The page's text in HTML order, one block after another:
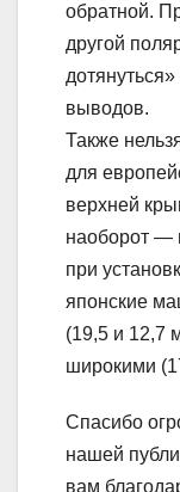
обратной.
другой
выводов.
Также
для
верхней
наоборот —
при
японские
(19,5 и 12,7
широкими
Спасибо
нашей
вам